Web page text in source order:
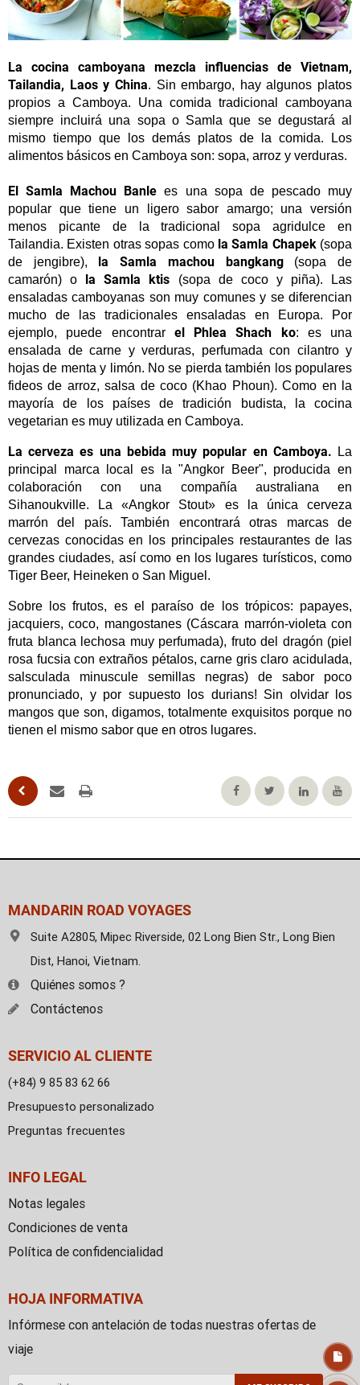
La cocina camboyana mezcla influencias de Vietnam,
Tailandia, Laos y China. Sin embargo, hay algunos platos
propios a Camboya. Una comida tradicional camboyana
siempre incluirá una sopa o Samla que se degustará al
mismo tiempo que los demás platos de la comida. Los
alimentos básicos en Camboya son: sopa, arroz y verduras.
El Samla Machou Banle es una sopa de pescado muy
popular que tiene un ligero sabor amargo; una versión
menos picante de la tradicional sopa agridulce en
Tailandia. Existen otras sopas como la Samla Chapek (sopa
de jengibre), la Samla machou bangkang(sopa de
camarón) o la Samla ktis (sopa de coco y piña). Las
ensaladas camboyanas son muy comunes y se diferencian
mucho de las tradicionales ensaladas en Europa. Por
ejemplo, puede encontrar el Phlea Shach ko: es una
ensalada de carne y verduras, perfumada con cilantro y
hojas de menta y limón. No se pierda también los populares
fideos de arroz, salsa de coco (Khao Phoun). Como en la
mayoría de los países de tradición budista, la cocina
vegetarian es muy utilizada en Camboya.
La cerveza es una bebida muy popular en Camboya.
La
principal marca local es la "Angkor Beer", producida en
colaboración con una compañía australiana en
Sihanoukville. La «Angkor Stout» es la única cerveza
marrón del país. También encontrará otras marcas de
cervezas conocidas en los principales restaurantes de las
grandes ciudades, así como en los lugares turísticos, como
Tiger Beer, Heineken o San Miguel.
Sobre los frutos, es el paraíso de los trópicos: papayes,
jacquiers, coco, mangostanes (Cáscara marrón-violeta con
fruta blanca lechosa muy perfumada), fruto del dragón (piel
rosa fucsia con extraños pétalos, carne gris claro acidulada,
salsculada minuscule semillas negras) de sabor poco
pronunciado, y por supuesto los durians! Sin olvidar los
mangos que son, digamos, totalmente exquisitos porque no
tienen el mismo sabor que en otros lugares.
MANDARIN ROAD VOYAGES
Suite A2805, Mipec Riverside, 02 Long Bien Str., Long Bien
Dist, Hanoi, Vietnam.
Quiénes somos ?
Contáctenos
SERVICIO AL CLIENTE
(+84) 9 85 83 62 66
Presupuesto personalizado
Preguntas frecuentes
INFO LEGAL
Notas legales
Condiciones de venta
Política de confidencialidad
HOJA INFORMATIVA
Infórmese con antelación de todas nuestras ofertas de
viaje